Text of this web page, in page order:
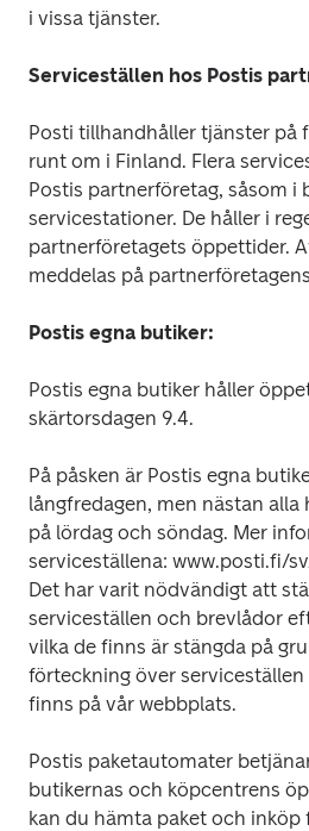
i vissa tjänster.
Serviceställen hos Postis
Posti tillhandhåller tjänster på
runt om i Finland. Flera
Postis partnerföretag, såsom i
servicestationer. De håller i
partnerföretagets öppettider.
meddelas på
Postis egna butiker:
Postis egna butiker håller
skärtorsdagen 9.4.
På påsken är Postis egna
långfredagen, men nästan
på lördag och söndag. Mer
serviceställena: www.posti.fi/
Det har varit nödvändigt att
serviceställen och brevlådor
vilka de finns är stängda på
förteckning över
finns på vår webbplats.
Postis paketautomater
butikernas och köpcentrens
kan du hämta paket och